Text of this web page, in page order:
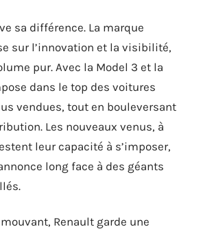
sa différence. La marque
sur l’innovation et la visibilité,
pur. Avec la Model 3 et la
dans le top des voitures
vendues, tout en bouleversant
Les nouveaux venus, à
leur capacité à s’imposer,
long face à des géants
Renault garde une